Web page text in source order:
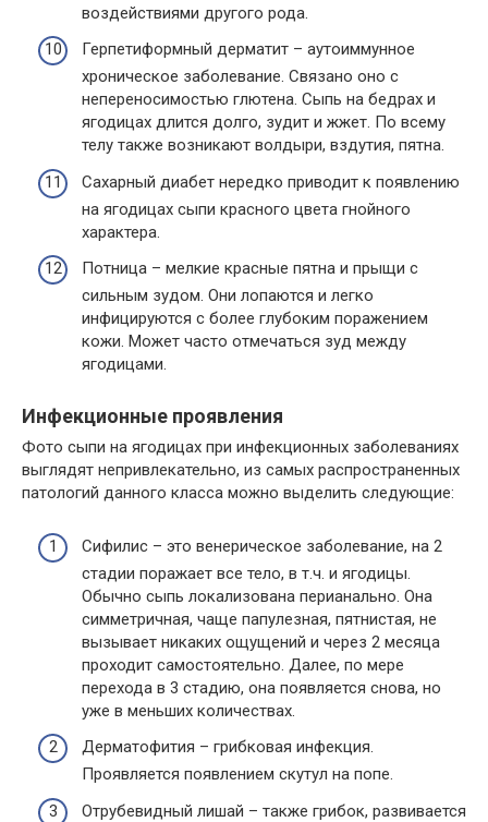
воздействиями другого рода.
Герпетиформный дерматит – аутоиммунное
хроническое заболевание. Связано оно с
непереносимостью глютена. Сыпь на бедрах и
ягодицах длится долго, зудит и жжет. По всему
телу также возникают волдыри, вздутия, пятна.
Сахарный диабет нередко приводит к появлению
на ягодицах сыпи красного цвета гнойного
характера.
Потница – мелкие красные пятна и прыщи с
сильным зудом. Они лопаются и легко
инфицируются с более глубоким поражением
кожи. Может часто отмечаться зуд между
ягодицами.
Инфекционные проявления
Фото сыпи на ягодицах при инфекционных заболеваниях
выглядят непривлекательно, из самых распространенных
патологий данного класса можно выделить следующие:
Сифилис – это венерическое заболевание, на 2
стадии поражает все тело, в т.ч. и ягодицы.
Обычно сыпь локализована перианально. Она
симметричная, чаще папулезная, пятнистая, не
вызывает никаких ощущений и через 2 месяца
проходит самостоятельно. Далее, по мере
перехода в 3 стадию, она появляется снова, но
уже в меньших количествах.
Дерматофития – грибковая инфекция.
Проявляется появлением скутул на попе.
Отрубевидный лишай – также грибок, развивается